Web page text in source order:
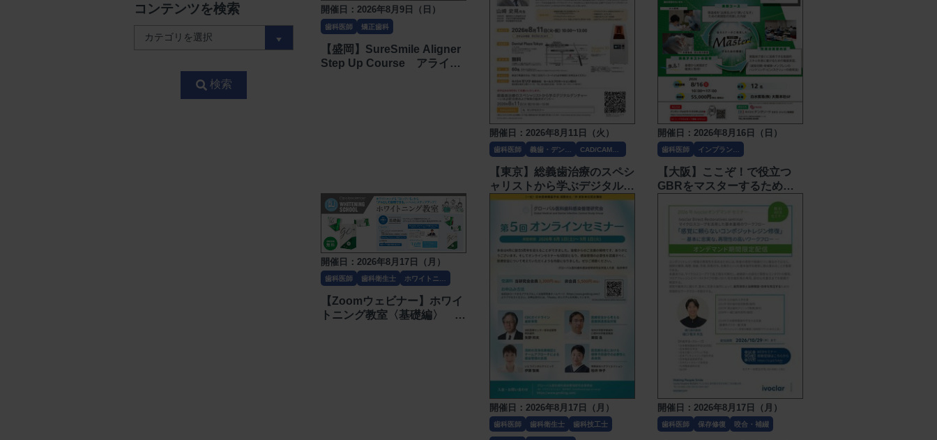
コンテンツを検索
検索
開催日：2026年8月9日（日）
歯科医師 矯正歯科
【盛岡】SureSmile Aligner
Step Up Course アライナ
開催日：2026年8月11日（火）
歯科医師
義歯・デンチ
ャー
CAD/CAM・
技工
【東京】総義歯治療のスペシ
ャリストから学ぶデジタルデ
ンチャー ～いま必要！自費
および保険の臨床ポイント～
〔モリタ〕
開催日：2026年8月16日（日）
歯科医師
インプラン
ト・口腔外科
【大阪】ここぞ！で役立つ
GBRをマスターするための
徹底ハンズオン〔デンタリー
開催日：2026年8月17日（月）
歯科医師 歯科衛生士
ホワイトニン
グ
【Zoomウェビナー】ホワイ
トニング教室〈基礎編〉
開催日：2026年8月17日（月）
歯科医師 歯科衛生士 歯科技工士
開催日：2026年8月17日（月）
歯科医師 保存修復 咬合・補綴